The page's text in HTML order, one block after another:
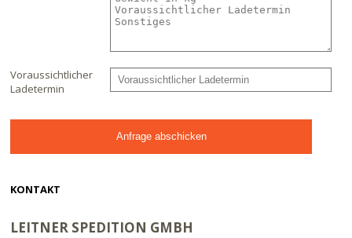
Voraussichtlicher
Ladetermin
KONTAKT
LEITNER SPEDITION GMBH